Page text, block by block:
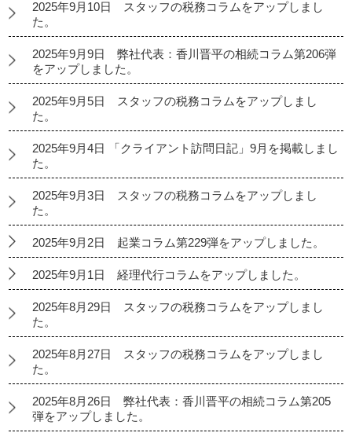
2025年9月10日 スタッフの税務コラムをアップしまし
た。
2025年9月9日 弊社代表：香川晋平の相続コラム第206弾
をアップしました。
2025年9月5日 スタッフの税務コラムをアップしまし
た。
2025年9月4日 「クライアント訪問日記」9月を掲載しまし
た。
2025年9月3日 スタッフの税務コラムをアップしまし
た。
2025年9月2日 起業コラム第229弾をアップしました。
2025年9月1日 経理代行コラムをアップしました。
2025年8月29日 スタッフの税務コラムをアップしまし
た。
2025年8月27日 スタッフの税務コラムをアップしまし
た。
2025年8月26日 弊社代表：香川晋平の相続コラム第205
弾をアップしました。